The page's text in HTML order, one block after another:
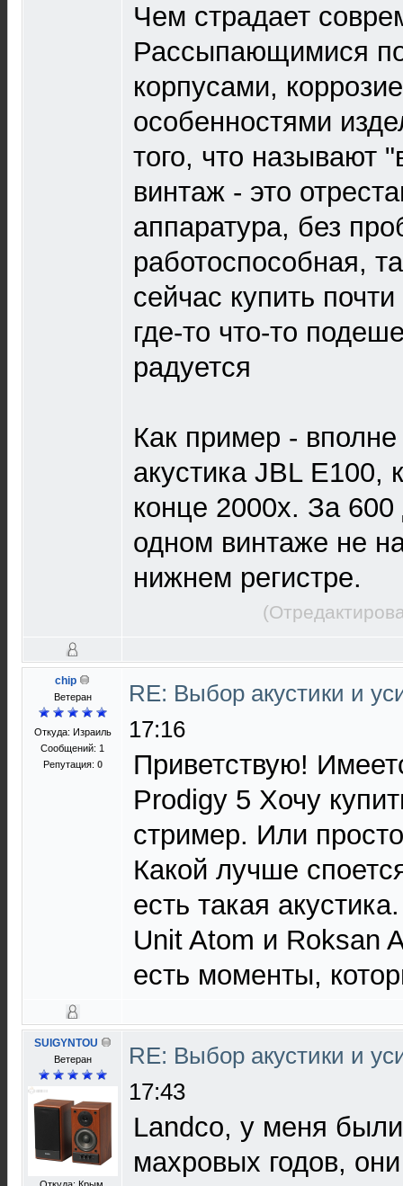
Чем страдает
Рассыпающимися
корпусами,
особенностями
того, что называют
винтаж - это
аппаратура, без
работоспособная,
сейчас купить
где-то что-то
радуется
Как пример -
акустика JBL E100,
конце 2000х. За
одном винтаже не
нижнем регистре.
chip
Ветеран
Откуда: Израиль
Сообщений: 1
Репутация: 0
RE: Выбор акустики и
17:16
Приветствую!
Prodigy 5 Хочу
стример. Или
Какой лучше
есть такая
Unit Atom и Roksan
есть моменты,
SUIGYNTOU
Ветеран
RE: Выбор акустики и
17:43
Landco, у меня
махровых годов,